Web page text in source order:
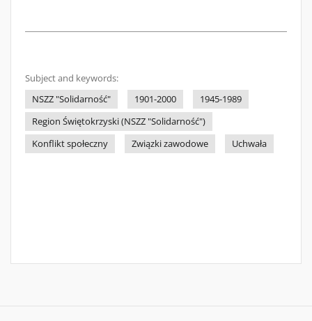
Subject and keywords:
NSZZ "Solidarność"
1901-2000
1945-1989
Region Świętokrzyski (NSZZ "Solidarność")
Konflikt społeczny
Związki zawodowe Uchwała